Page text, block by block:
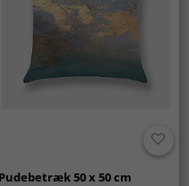
Pudebetræk 50 x 50 cm